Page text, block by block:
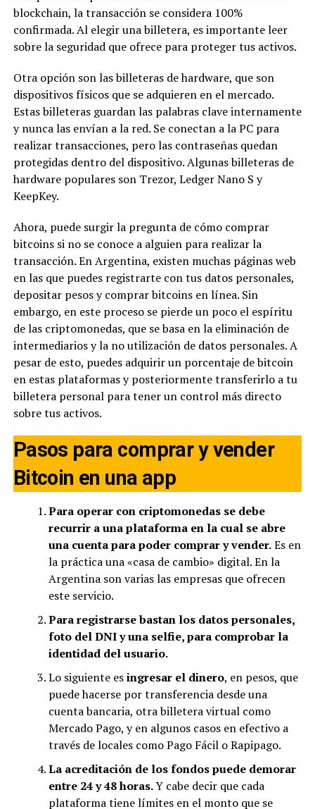
blockchain, la transacción se considera 100%
confirmada. Al elegir una billetera, es importante leer
sobre la seguridad que ofrece para proteger tus activos.
Otra opción son las billeteras de hardware, que son
dispositivos físicos que se adquieren en el mercado.
Estas billeteras guardan las palabras clave internamente
y nunca las envían a la red. Se conectan a la PC para
realizar transacciones, pero las contraseñas quedan
protegidas dentro del dispositivo. Algunas billeteras de
hardware populares son Trezor, Ledger Nano S y
KeepKey.
Ahora, puede surgir la pregunta de cómo comprar
bitcoins si no se conoce a alguien para realizar la
transacción. En Argentina, existen muchas páginas web
en las que puedes registrarte con tus datos personales,
depositar pesos y comprar bitcoins en línea. Sin
embargo, en este proceso se pierde un poco el espíritu
de las criptomonedas, que se basa en la eliminación de
intermediarios y la no utilización de datos personales. A
pesar de esto, puedes adquirir un porcentaje de bitcoin
en estas plataformas y posteriormente transferirlo a tu
billetera personal para tener un control más directo
sobre tus activos.
Pasos para comprar y vender
Bitcoin en una app
Para operar con criptomonedas se debe
recurrir a una plataforma en la cual se abre
una cuenta para poder comprar y vender.Es en
la práctica una «casa de cambio» digital. En la
Argentina son varias las empresas que ofrecen
este servicio.
Para registrarse bastan los datos personales,
foto del DNI y una selfie, para comprobar la
identidad del usuario.
Lo siguiente esingresar el dinero, en pesos, que
puede hacerse por transferencia desde una
cuenta bancaria, otra billetera virtual como
Mercado Pago, y en algunos casos en efectivo a
través de locales como Pago Fácil o Rapipago.
La acreditación de los fondos puede demorar
entre 24 y 48 horas.Y cabe decir que cada
plataforma tiene límites en el monto que se